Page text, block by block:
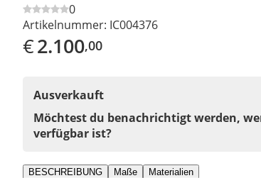
0
Artikelnummer: IC004376
€2.100,00
Ausverkauft
Möchtest du benachrichtigt werden,
verfügbar ist?
BESCHREIBUNG Maße Materialien